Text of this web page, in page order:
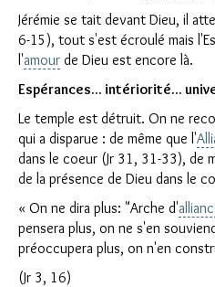
Jérémie se tait devant Dieu, il
6-15), tout s'est écroulé mais
l'amour de Dieu est encore là.
Espérances... intériorité...
Le temple est détruit. On ne
qui a disparue : de même que l'
dans le coeur (Jr 31, 31-33), de
de la présence de Dieu dans le
« On ne dira plus: "Arche d'
pensera plus, on ne s'en
préoccupera plus, on n'en
(Jr 3, 16)